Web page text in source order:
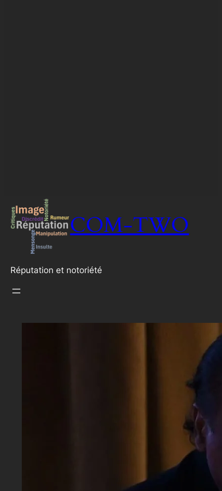
COM-TWO
Réputation et notoriété